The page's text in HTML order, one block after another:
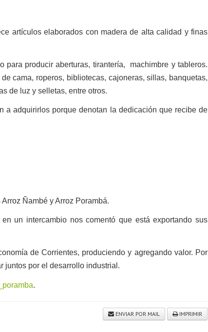
artículos elaborados con madera de alta calidad y finas
para producir aberturas, tirantería,
machimbre y tableros.
cama, roperos, bibliotecas, cajoneras, sillas, banquetas,
de luz y selletas, entre otros.
a adquirirlos porque denotan la dedicación que recibe de
Ñambé y Arroz Porambá.
un intercambio nos comentó que está exportando sus
de Corrientes, produciendo y agregando valor. Por
juntos por el desarrollo industrial.
.
ENVIAR POR MAIL IMPRIMIR